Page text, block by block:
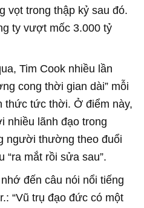
vọt trong thập kỷ sau đó.
ty vượt mốc 3.000 tỷ
Tim Cook nhiều lần
cong thời gian dài” mỗi
thức tức thời. Ở điểm này,
nhiều lãnh đạo trong
người thường theo đuổi
“ra mắt rồi sửa sau”.
đến câu nói nổi tiếng
“Vũ trụ đạo đức có một